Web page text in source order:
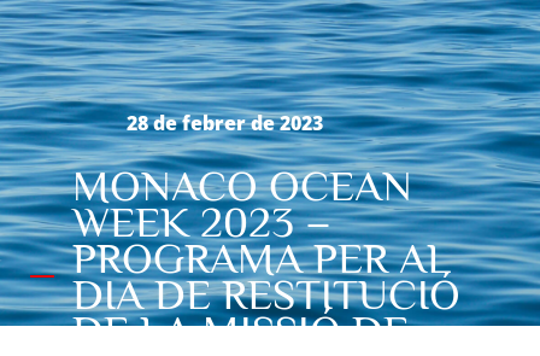
28 de febrer de 2023
MONACO OCEAN
WEEK 2023 –
PROGRAMA PER AL
DIA DE RESTITUCIÓ
DE LA MISSIÓ DE